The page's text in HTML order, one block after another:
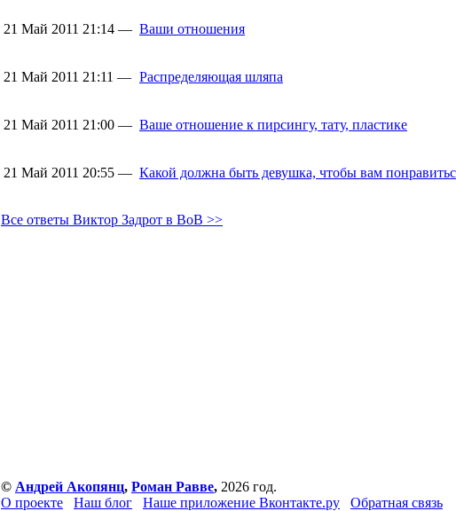
21 Май 2011 21:14 — Ваши отношения
21 Май 2011 21:11 — Распределяющая шляпа
21 Май 2011 21:00 — Ваше отношение к пирсингу, тату, пластике
21 Май 2011 20:55 — Какой должна быть девушка, чтобы вам
Все ответы Виктор Задрот в ВоВ >>
© Андрей Акопянц, Роман Равве, 2026 год.
О проекте
Наш блог Наше приложение Вконтакте.ру Обратная связь